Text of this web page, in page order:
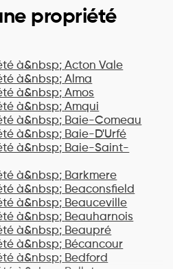
propriété
à&nbsp; Acton Vale
à&nbsp; Alma
à&nbsp; Amos
à&nbsp; Amqui
à&nbsp; Baie-Comeau
à&nbsp; Baie-D'Urfé
à&nbsp; Baie-Saint-
à&nbsp; Barkmere
à&nbsp; Beaconsfield
à&nbsp; Beauceville
à&nbsp; Beauharnois
à&nbsp; Beaupré
à&nbsp; Bécancour
à&nbsp; Bedford